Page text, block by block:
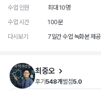
수업 인원
최대 10명
수업 시간
100분
다시보기
7일간 수업 녹화본 제공
최중오
후기 548개 별점5.0